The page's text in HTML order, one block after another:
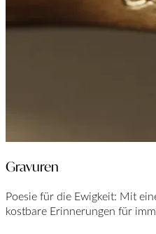
Gravuren
Poesie für die Ewigkeit: Mit
kostbare Erinnerungen für